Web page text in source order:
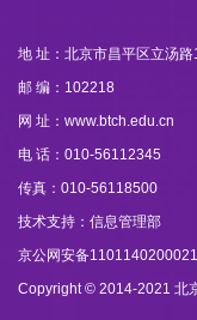
地 址：北京市昌平区立汤
邮 编：102218
网 址：www.btch.edu.cn
电 话：010-56112345
传真：010-56118500
技术支持：信息管理部
京公网安备
Copyright © 2014-2021 北